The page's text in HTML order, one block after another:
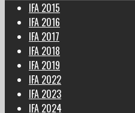
IFA 2015
IFA 2016
IFA 2017
IFA 2018
IFA 2019
IFA 2022
IFA 2023
IFA 2024